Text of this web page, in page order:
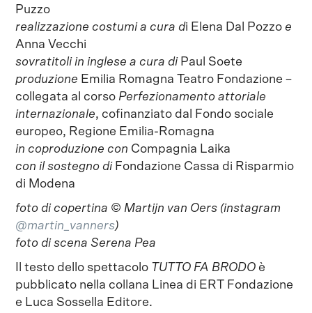
Puzzo
realizzazione costumi a cura di Elena Dal Pozzoe
Anna Vecchi
sovratitoli in inglese a cura di Paul Soete
produzione Emilia Romagna Teatro Fondazione –
collegata al corso Perfezionamento attoriale
internazionale, cofinanziato dal Fondo sociale
europeo, Regione Emilia-Romagna
in coproduzione con Compagnia Laika
con il sostegno diFondazione Cassa di Risparmio
di Modena
foto di copertina © Martijn van Oers (instagram
@martin_vanners)
foto di scena Serena Pea
Il testo dello spettacolo TUTTO FA BRODO è
pubblicato nella collana Linea di ERT Fondazione
e Luca Sossella Editore.